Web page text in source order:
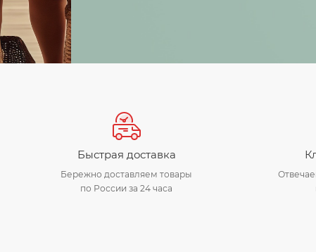
Быстрая доставка
Бережно доставляем товары
по России за 24 часа